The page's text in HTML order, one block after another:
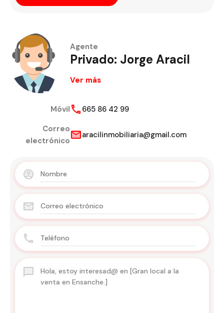
Agente
Privado: Jorge Aracil
Ver más
Móvil
665 86 42 99
Correo
electrónico
aracilinmobiliaria@gmail.com